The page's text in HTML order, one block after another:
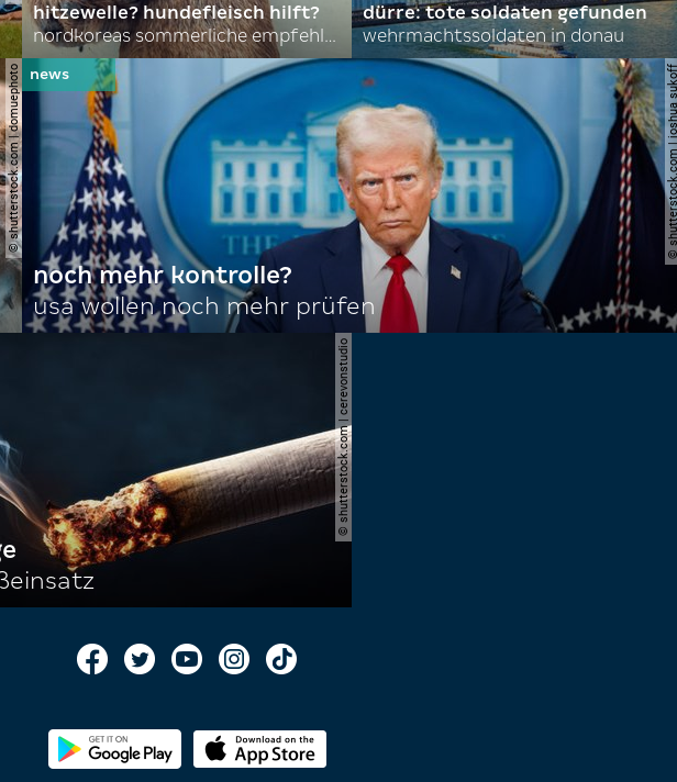
hitzewelle? hundefleisch hilft?
nordkoreas sommerliche empfehlungen
dürre: tote soldaten gefunden
wehrmachtssoldaten in donau
© shutterstock.com | domuephoto ©
noch mehr kontrolle?
usa wollen noch mehr prüfen
© shutterstock.com | cerevonstudio